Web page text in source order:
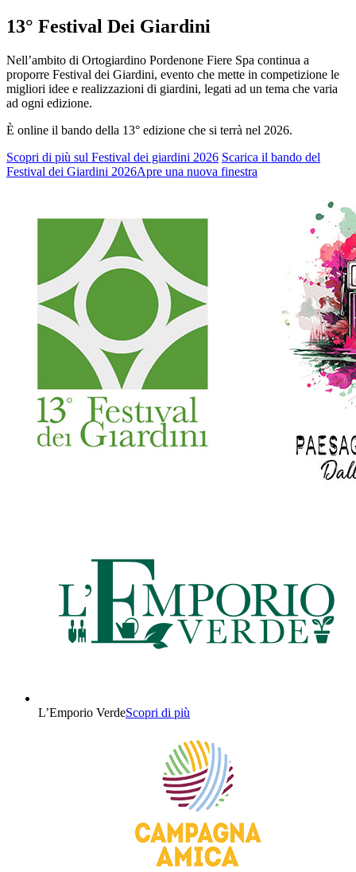
13° Festival Dei Giardini
Nell’ambito di Ortogiardino Pordenone Fiere Spa continua a
proporre Festival dei Giardini, evento che mette in competizione le
migliori idee e realizzazioni di giardini, legati ad un tema che varia
ad ogni edizione.
È online il bando della 13° edizione che si terrà nel 2026.
Scopri di più sul Festival dei giardini 2026 Scarica il bando del
Festival dei Giardini 2026Apre una nuova finestra
L’Emporio VerdeScopri di più